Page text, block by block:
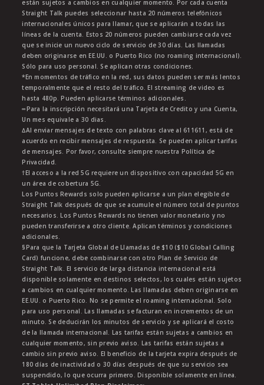
están sujetos a cambios en cualquier momento. Por cada cuenta
Straight Talk puedes seleccionar hasta 20 números telefónicos
internacionales únicos para llamar, que se aplicarán a todas las
líneas de la cuenta. Estos 20 números pueden cambiarse cada vez
que se inicie un nuevo ciclo de servicio de 30 días. Las llamadas
deben originarse en EE.UU. o Puerto Rico (no roaming internacional).
Sólo para uso personal. Se aplican otras condiciones.
*En momentos de tráfico en la red, sus datos pueden ser más lentos
temporalmente que el resto del tráfico. El streaming de video es
hasta 480p. Pueden aplicarse términos adicionales.
∞Para la inscripción necesitará una Tarjeta de Credito y una Cuenta,
Un mes equivale a 30 dias.
∆Al enviar mensajes de texto con palabras clave al 611611, está de
acuerdo en recibir mensajes de respuesta. Se pueden aplicar tarifas
de mensajes. Por favor, consulte siempre nuestra Política de
Privacidad.
†El acceso a la red 5G requiere un dispositivo con capacidad 5G en
un área de cobertura 5G.
Los Puntos Rewards solo pueden aplicarse a un plan elegible de
Straight Talk después de que se acumule el número total de puntos
necesarios. Los Puntos Rewards no tienen valor monetario y no
pueden transferirse a otro cliente. Aplican términos y condiciones
adicionales.
§Para que la Tarjeta Global de Llamadas de $10 ($10 Global Calling
Card) funcione, debe combinarse con otro Plan de Servicio de
Straight Talk. El servicio de larga distancia internacional está
disponible solamente en destinos selectos, los cuales están sujetos
a cambios en cualquier momento. Las llamadas deben originarse en
EE.UU. o Puerto Rico. No se permite el roaming internacional. Solo
para uso personal. Las llamadas se facturan en incrementos de un
minuto. Se deducirán los minutos de servicio y se aplicará el costo
de la llamada internacional. Las tarifas están sujetas a cambios en
cualquier momento, sin previo aviso. Las tarifas están sujetas a
cambio sin previo aviso. El beneficio de la tarjeta expira después de
180 días de inactividad o 30 días después de que su servicio sea
suspendido, lo que ocurra primero. Disponible solamente en línea.